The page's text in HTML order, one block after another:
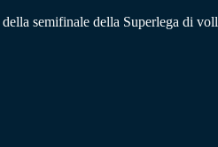
semifinale della Superlega di